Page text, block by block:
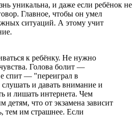
уникальна, и даже если ребёнок не
Главное, чтобы он умел
ситуаций. А этому учит
к ребёнку. Не нужно
Голова болит —
спит — "переиграл в
и давать внимание и
и лишать интернета. Чем
детям, что от экзамена зависит
тем им страшнее. Если